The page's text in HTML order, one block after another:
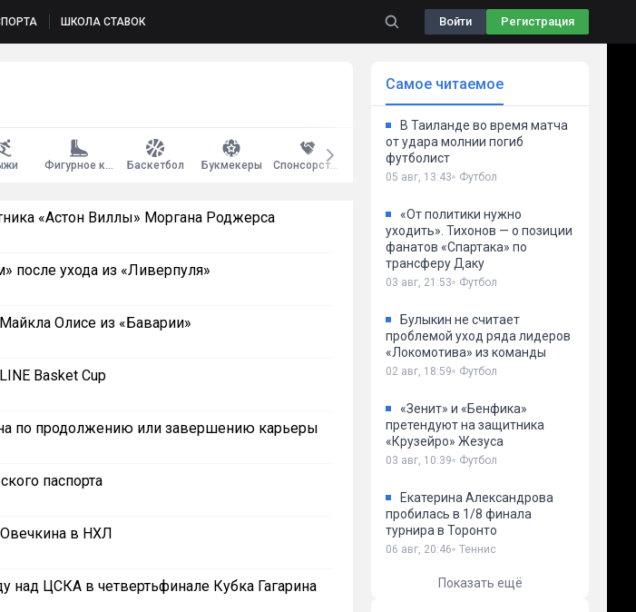
ШКОЛА СТАВОК Войти Регистрация
Фигурное катание Баскетбол Букмекеры Спонсорство Киберспорт Бокс
«Астон Виллы» Моргана Роджерса
после ухода из «Ливерпуля»
Олисе из «Баварии»
Basket Cup
по продолжению или завершению карьеры
паспорта
Овечкина в НХЛ
над ЦСКА в четвертьфинале Кубка Гагарина
Самое читаемое
В Таиланде во время матча
от удара молнии погиб
футболист
05 авг, 13:43 Футбол
«От политики нужно
уходить». Тихонов — о позиции
фанатов «Спартака» по
трансферу Даку
03 авг, 21:53 Футбол
Булыкин не считает
проблемой уход ряда лидеров
«Локомотива» из команды
02 авг, 18:59 Футбол
«Зенит» и «Бенфика»
претендуют на защитника
«Крузейро» Жезуса
03 авг, 10:39 Футбол
Екатерина Александрова
пробилась в 1/8 финала
турнира в Торонто
06 авг, 20:46 Теннис
Показать ещё